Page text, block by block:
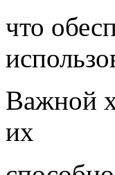
что
Важной
их